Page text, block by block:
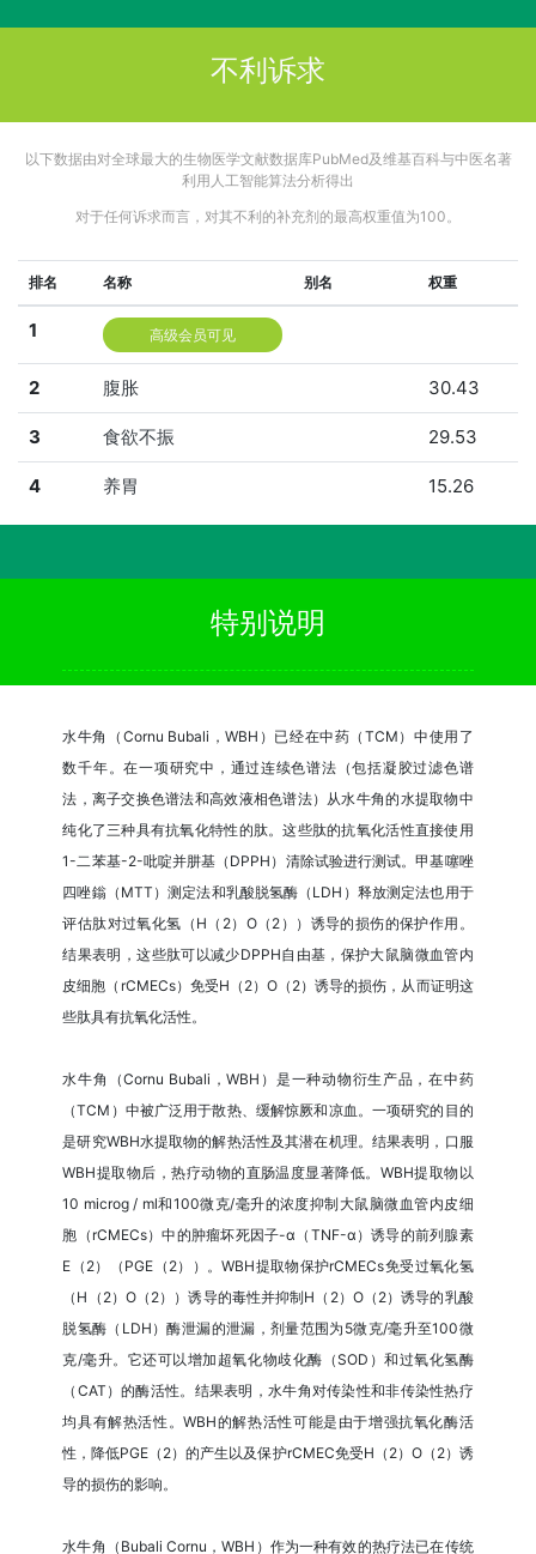
不利诉求
以下数据由对全球最大的生物医学文献数据库PubMed及维基百科与中医名著
利用人工智能算法分析得出
对于任何诉求而言，对其不利的补充剂的最高权重值为100。
排名 名称 别名 权重
1 高级会员可见
2 腹胀 30.43
3 食欲不振 29.53
4 养胃 15.26
特别说明
水牛角（Cornu Bubali，WBH）已经在中药（TCM）中使用了
数千年。在一项研究中，通过连续色谱法（包括凝胶过滤色谱
法，离子交换色谱法和高效液相色谱法）从水牛角的水提取物中
纯化了三种具有抗氧化特性的肽。这些肽的抗氧化活性直接使用
1-二苯基-2-吡啶并肼基（DPPH）清除试验进行测试。甲基噻唑
四唑鎓（MTT）测定法和乳酸脱氢酶（LDH）释放测定法也用于
评估肽对过氧化氢（H（2）O（2））诱导的损伤的保护作用。
结果表明，这些肽可以减少DPPH自由基，保护大鼠脑微血管内
皮细胞（rCMECs）免受H（2）O（2）诱导的损伤，从而证明这
些肽具有抗氧化活性。
水牛角（Cornu Bubali，WBH）是一种动物衍生产品，在中药
（TCM）中被广泛用于散热、缓解惊厥和凉血。一项研究的目的
是研究WBH水提取物的解热活性及其潜在机理。结果表明，口服
WBH提取物后，热疗动物的直肠温度显著降低。WBH提取物以
10 microg / ml和100微克/毫升的浓度抑制大鼠脑微血管内皮细
胞（rCMECs）中的肿瘤坏死因子-α（TNF-α）诱导的前列腺素
E（2）（PGE（2））。WBH提取物保护rCMECs免受过氧化氢
（H（2）O（2））诱导的毒性并抑制H（2）O（2）诱导的乳酸
脱氢酶（LDH）酶泄漏的泄漏，剂量范围为5微克/毫升至100微
克/毫升。它还可以增加超氧化物歧化酶（SOD）和过氧化氢酶
（CAT）的酶活性。结果表明，水牛角对传染性和非传染性热疗
均具有解热活性。WBH的解热活性可能是由于增强抗氧化酶活
性，降低PGE（2）的产生以及保护rCMEC免受H（2）O（2）诱
导的损伤的影响。
水牛角（Bubali Cornu，WBH）作为一种有效的热疗法已在传统